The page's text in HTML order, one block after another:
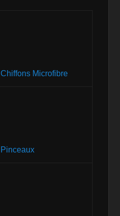
Chiffons Microfibre
Pinceaux